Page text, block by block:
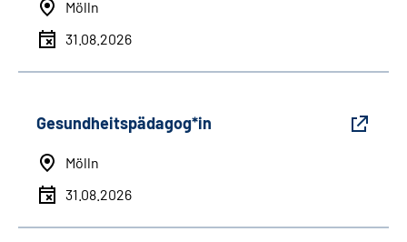
Mölln
31.08.2026
Gesundheitspädagog*in
Mölln
31.08.2026